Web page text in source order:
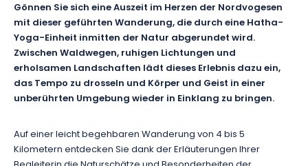
Gönnen Sie sich eine Auszeit im Herzen der Nordvogesen
mit dieser geführten Wanderung, die durch eine Hatha-
Yoga-Einheit inmitten der Natur abgerundet wird.
Zwischen Waldwegen, ruhigen Lichtungen und
erholsamen Landschaften lädt dieses Erlebnis dazu ein,
das Tempo zu drosseln und Körper und Geist in einer
unberührten Umgebung wieder in Einklang zu bringen.
Auf einer leicht begehbaren Wanderung von 4 bis 5
Kilometern entdecken Sie dank der Erläuterungen Ihrer